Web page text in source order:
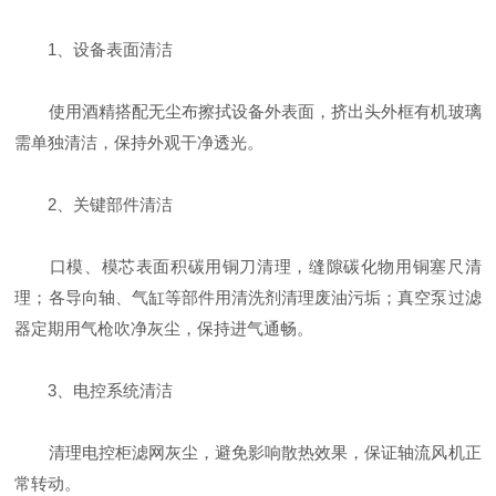
1、设备表面清洁
使用酒精搭配无尘布擦拭设备外表面，挤出头外框有机玻璃
需单独清洁，保持外观干净透光。
2、关键部件清洁
口模、模芯表面积碳用铜刀清理，缝隙碳化物用铜塞尺清
理；各导向轴、气缸等部件用清洗剂清理废油污垢；真空泵过滤
器定期用气枪吹净灰尘，保持进气通畅。
3、电控系统清洁
清理电控柜滤网灰尘，避免影响散热效果，保证轴流风机正
常转动。